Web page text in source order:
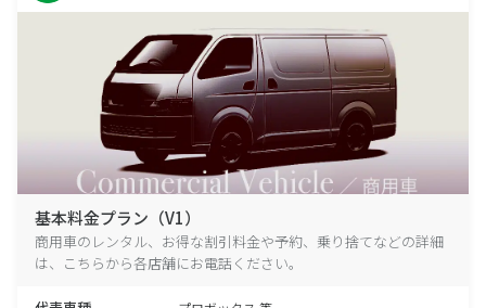
基本料金プラン（V1）
商用車のレンタル、お得な割引料金や予約、乗り捨てなどの詳細
は、こちらから各店舗にお電話ください。